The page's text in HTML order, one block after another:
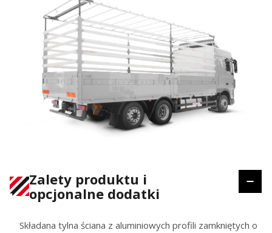
Zalety produktu i
opcjonalne dodatki
Składana tylna ściana z aluminiowych profili zamkniętych o